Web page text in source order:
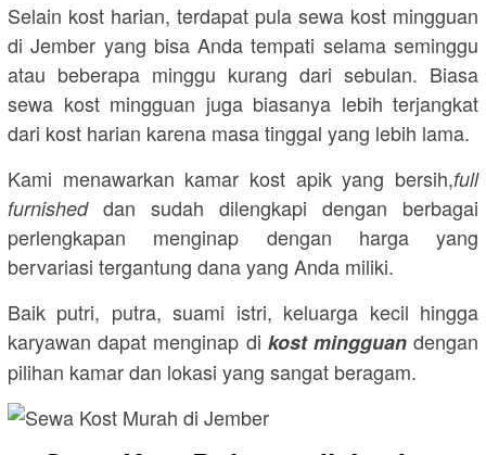
Selain kost harian, terdapat pula sewa kost mingguan
di Jember yang bisa Anda tempati selama seminggu
atau beberapa minggu kurang dari sebulan. Biasa
sewa kost mingguan juga biasanya lebih terjangkat
dari kost harian karena masa tinggal yang lebih lama.
Kami menawarkan kamar kost apik yang bersih,full
furnished dan sudah dilengkapi dengan berbagai
perlengkapan menginap dengan harga yang
bervariasi tergantung dana yang Anda miliki.
Baik putri, putra, suami istri, keluarga kecil hingga
karyawan dapat menginap di kost mingguandengan
pilihan kamar dan lokasi yang sangat beragam.